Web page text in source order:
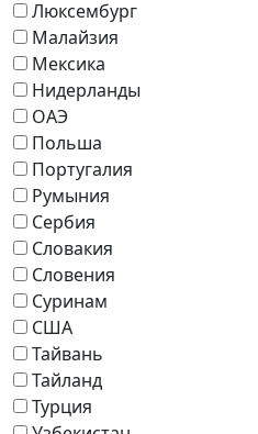
Люксембург
Малайзия
Мексика
Нидерланды
ОАЭ
Польша
Португалия
Румыния
Сербия
Словакия
Словения
Суринам
США
Тайвань
Тайланд
Турция